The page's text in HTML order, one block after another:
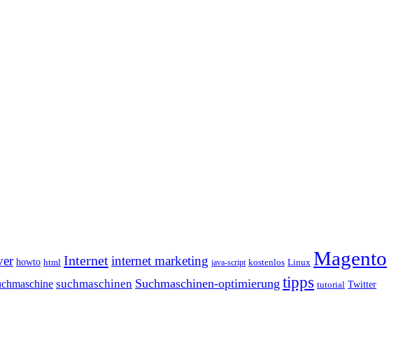
howto html Internetinternet marketing java-script kostenlos Linux Magento
suchmaschinen Suchmaschinen-optimierung tipps tutorial Twitter